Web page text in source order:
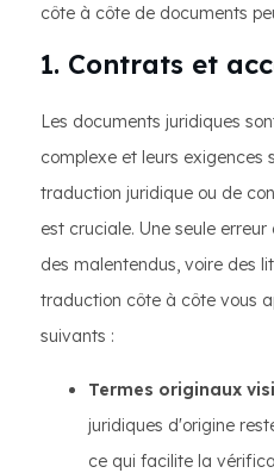
côte à côte de documents
1. Contrats et
Les documents juridiques
complexe et leurs exigences
traduction juridique ou de
est cruciale. Une seule
des malentendus, voire des
traduction côte à côte vous
suivants :
Termes originaux
juridiques d'origine
ce qui facilite la